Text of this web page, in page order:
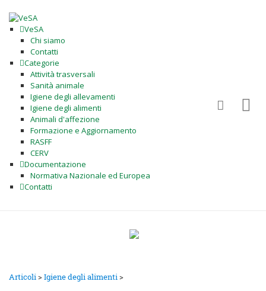
VeSA
Chi siamo
Contatti
Categorie
Attività trasversali
Sanità animale
Igiene degli allevamenti
Igiene degli alimenti
Animali d'affezione
Formazione e Aggiornamento
RASFF
CERV
Documentazione
Normativa Nazionale ed Europea
Contatti
Articoli>Igiene degli alimenti>